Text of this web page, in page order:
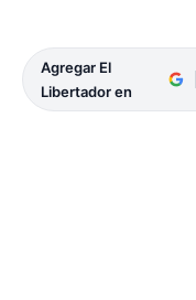
Agregar El
Libertador en